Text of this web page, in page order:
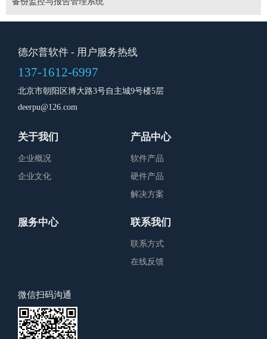
德尔普软件 - 用户服务热线
137-1612-6997
北京市朝阳区博大路3号自主城9号楼5层
deerpu@126.com
关于我们
企业概况
企业文化
产品中心
软件产品
硬件产品
解决方案
服务中心 联系我们
联系方式
在线反馈
微信扫码沟通